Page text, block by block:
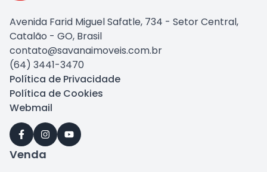
Avenida Farid Miguel Safatle, 734 - Setor Central,
Catalão - GO, Brasil
contato@savanaimoveis.com.br
(64) 3441-3470
Política de Privacidade
Política de Cookies
Webmail
Venda